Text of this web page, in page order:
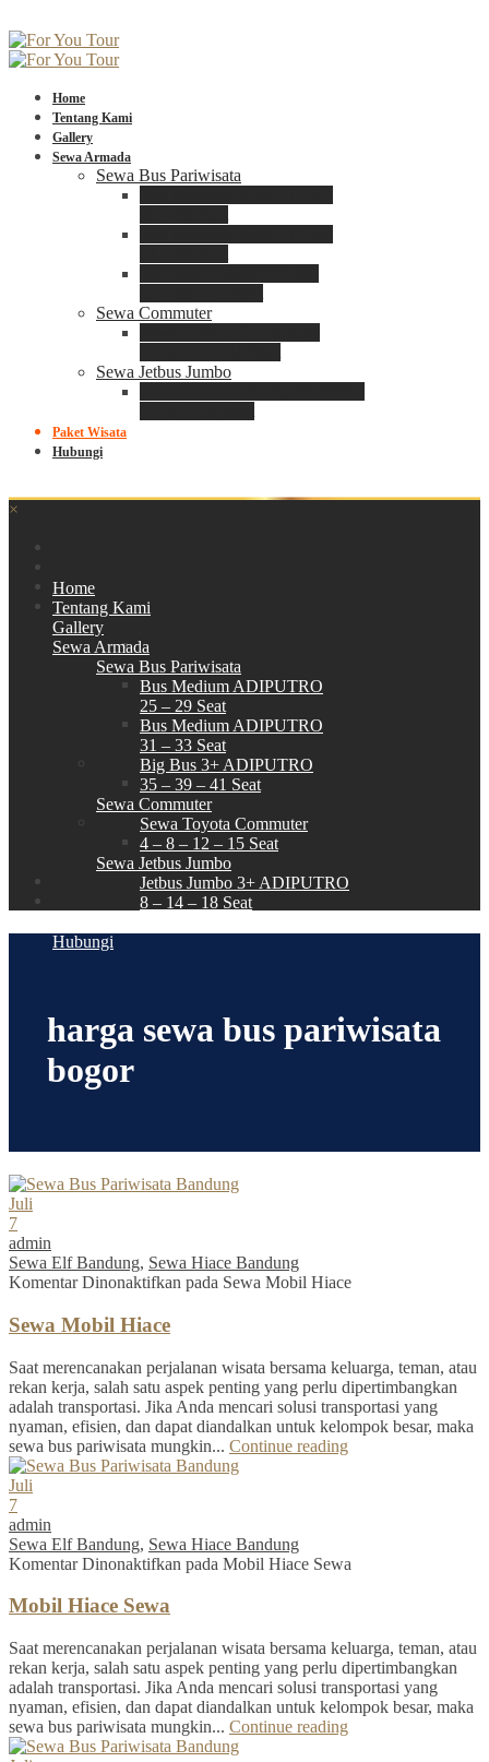
Home
Tentang Kami
Gallery
Sewa Armada
Sewa Bus Pariwisata
Sewa Commuter
Sewa Jetbus Jumbo
Paket Wisata
Hubungi
×
Home
Tentang Kami
Gallery
Sewa Armada
Sewa Bus Pariwisata
Bus Medium ADIPUTRO
25 – 29 Seat
Bus Medium ADIPUTRO
31 – 33 Seat
Big Bus 3+ ADIPUTRO
35 – 39 – 41 Seat
Sewa Commuter
Sewa Toyota Commuter
4 – 8 – 12 – 15 Seat
Sewa Jetbus Jumbo
Jetbus Jumbo 3+ ADIPUTRO
8 – 14 – 18 Seat
Hubungi
harga sewa bus pariwisata
bogor
Juli
7
admin
Sewa Elf Bandung, Sewa Hiace Bandung
Komentar Dinonaktifkan pada Sewa Mobil Hiace
Sewa Mobil Hiace
Saat merencanakan perjalanan wisata bersama keluarga, teman, atau
rekan kerja, salah satu aspek penting yang perlu dipertimbangkan
adalah transportasi. Jika Anda mencari solusi transportasi yang
nyaman, efisien, dan dapat diandalkan untuk kelompok besar, maka
sewa bus pariwisata mungkin... Continue reading
Juli
7
admin
Sewa Elf Bandung, Sewa Hiace Bandung
Komentar Dinonaktifkan pada Mobil Hiace Sewa
Mobil Hiace Sewa
Saat merencanakan perjalanan wisata bersama keluarga, teman, atau
rekan kerja, salah satu aspek penting yang perlu dipertimbangkan
adalah transportasi. Jika Anda mencari solusi transportasi yang
nyaman, efisien, dan dapat diandalkan untuk kelompok besar, maka
sewa bus pariwisata mungkin... Continue reading